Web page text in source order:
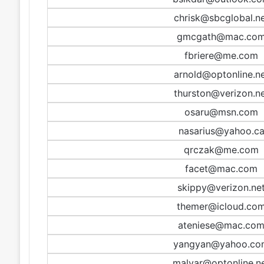
fbriere@me.com
osaru@msn.com
nasarius@yahoo.ca
qrczak@me.com
facet@mac.com
skippy@verizon.net
ateniese@mac.com